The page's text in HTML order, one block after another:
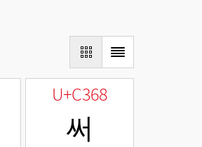
U+C368
써